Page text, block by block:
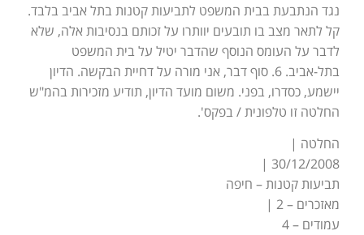
נגד הנתבעת בבית המשפט לתביעות קטנות בתל אביב בלבד.
קל לתאר מצב בו תובעים יוותרו על זכותם בנסיבות אלה, שלא
לדבר על העומס הנוסף שהדבר יטיל על בית המשפט
בתל-אביב. 6. סוף דבר, אני מורה על דחיית הבקשה. הדיון
יישמע, כסדרו, בפני. משום מועד הדיון, תודיע מזכירות בהמ"ש
החלטה זו טלפונית / בפקס'.
החלטה |
30/12/2008 |
תביעות קטנות – חיפה
מאזכרים – 2 |
עמודים – 4